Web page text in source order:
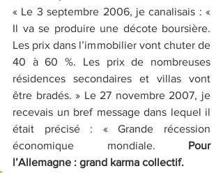
« Le 3 septembre 2006, je canalisais : «
Il va se produire une décote boursière.
Les prix dans l’immobilier vont chuter de
40 à 60 %. Les prix de nombreuses
résidences secondaires et villas vont
être bradés. » Le 27 novembre 2007, je
recevais un bref message dans lequel il
était précisé : « Grande récession
économique mondiale. Pour
l’Allemagne : grand karma collectif.